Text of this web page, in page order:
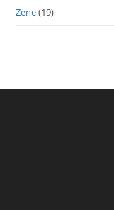
Zene(19)